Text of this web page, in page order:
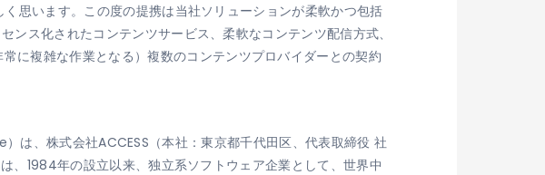
思います。この度の提携は当社ソリューションが柔軟かつ包括
ス化されたコンテンツサービス、柔軟なコンテンツ配信方式、
に複雑な作業となる）複数のコンテンツプロバイダーとの契約
は、株式会社ACCESS（本社：東京都千代田区、代表取締役 社
、1984年の設立以来、独立系ソフトウェア企業として、世界中